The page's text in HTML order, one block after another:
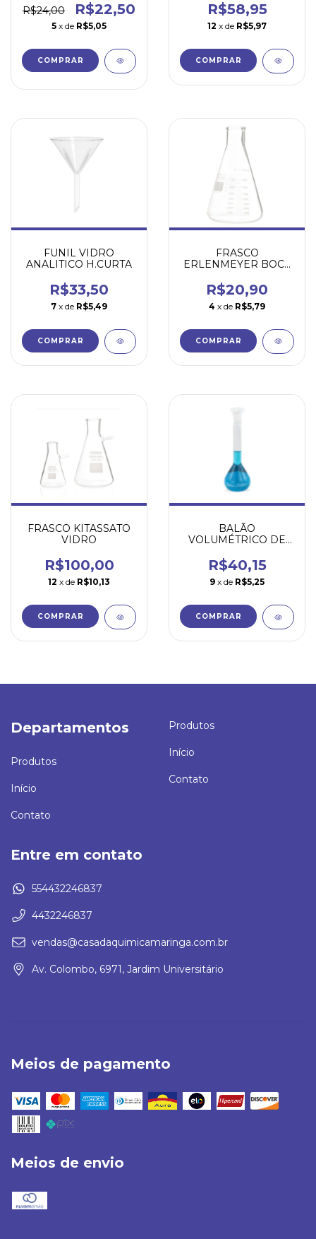
R$24,00
R$22,50
5 x de R$5,05
R$58,95
12 x de R$5,97
COMPRAR
FUNIL VIDRO
ANALITICO H.CURTA
R$33,50
7 x de R$5,49
COMPRAR
FRASCO
ERLENMEYER BOCA
BORO 3.3
R$20,90
4 x de R$5,79
COMPRAR
FRASCO KITASSATO
VIDRO
R$100,00
12 x de R$10,13
COMPRAR
BALÃO
VOLUMÉTRICO DE
ROLHA DE
POLIPROPILENO
MARCA CRAL
R$40,15
9 x de R$5,25
COMPRAR
Departamentos
Produtos
Início
Contato
Produtos
Início
Contato
Entre em contato
554432246837
4432246837
vendas@casadaquimicamaringa.com.br
Av. Colombo, 6971, Jardim Universitário
Meios de pagamento
Meios de envio